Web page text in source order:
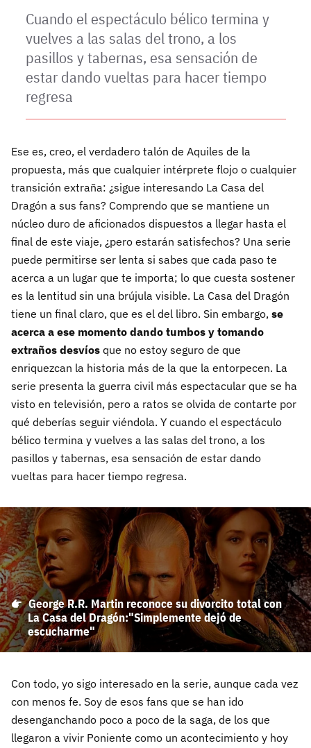
Cuando el espectáculo bélico termina y
vuelves a las salas del trono, a los
pasillos y tabernas, esa sensación de
estar dando vueltas para hacer tiempo
regresa
Ese es, creo, el verdadero talón de Aquiles de la
propuesta, más que cualquier intérprete flojo o cualquier
transición extraña: ¿sigue interesando La Casa del
Dragón a sus fans? Comprendo que se mantiene un
núcleo duro de aficionados dispuestos a llegar hasta el
final de este viaje, ¿pero estarán satisfechos? Una serie
puede permitirse ser lenta si sabes que cada paso te
acerca a un lugar que te importa; lo que cuesta sostener
es la lentitud sin una brújula visible. La Casa del Dragón
tiene un final claro, que es el del libro. Sin embargo, se
acerca a ese momento dando tumbos y tomando
extraños desvíos que no estoy seguro de que
enriquezcan la historia más de la que la entorpecen. La
serie presenta la guerra civil más espectacular que se ha
visto en televisión, pero a ratos se olvida de contarte por
qué deberías seguir viéndola. Y cuando el espectáculo
bélico termina y vuelves a las salas del trono, a los
pasillos y tabernas, esa sensación de estar dando
vueltas para hacer tiempo regresa.
George R.R. Martin reconoce su divorcito total con
La Casa del Dragón:"Simplemente dejó de
escucharme"
Con todo, yo sigo interesado en la serie, aunque cada vez
con menos fe. Soy de esos fans que se han ido
desenganchando poco a poco de la saga, de los que
llegaron a vivir Poniente como un acontecimiento y hoy